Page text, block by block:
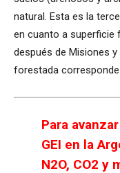
natural. Esta es la
en cuanto a superficie
después de Misiones
forestada corresponde
Para
GEI en la
N2O, CO2 y